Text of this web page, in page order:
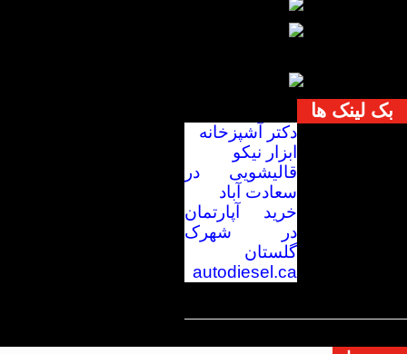
بک لینک ها
دکتر آشپزخانه
ابزار نیکو
قالیشویی در
سعادت آباد
خرید آپارتمان
در شهرک
گلستان
autodiesel.ca